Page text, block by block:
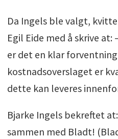
Da Ingels ble valgt,
Egil Eide med å skrive
er det en klar
kostnadsoverslaget er
dette kan leveres
Bjarke Ingels bekreftet
sammen med Bladt!